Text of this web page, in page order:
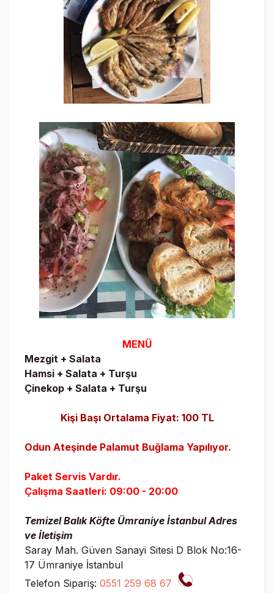
MENÜ
Mezgit + Salata
Hamsi + Salata + Turşu
Çinekop + Salata + Turşu
Kişi Başı Ortalama Fiyat: 100 TL
Odun Ateşinde Palamut Buğlama Yapılıyor.
Paket Servis Vardır.
Çalışma Saatleri: 09:00 - 20:00
Temizel Balık Köfte Ümraniye İstanbul Adres
ve İletişim
Saray Mah. Güven Sanayi Sitesi D Blok No:16-
17 Ümraniye İstanbul
Telefon Sipariş: 0551 259 68 67